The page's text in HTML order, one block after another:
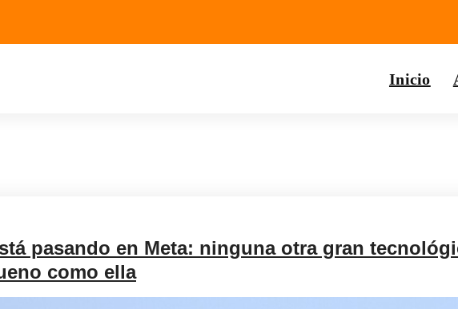
Inicio
pasando en Meta: ninguna otra gran
como ella